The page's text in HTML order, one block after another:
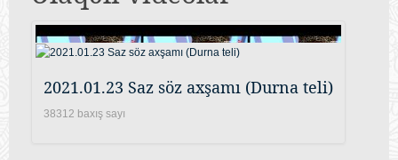
2021.01.23 Saz söz axşamı (Durna teli)
38312 baxış sayı